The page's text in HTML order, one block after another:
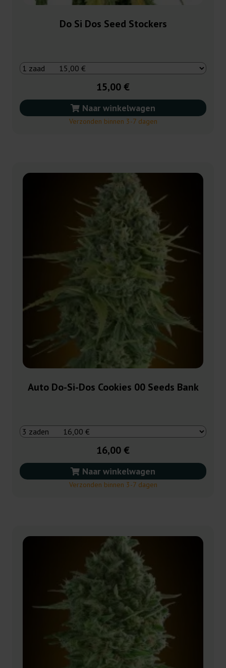
Do Si Dos Seed Stockers
15,00 €
Naar winkelwagen
Verzonden binnen 3-7 dagen
Auto Do-Si-Dos Cookies 00 Seeds Bank
16,00 €
Naar winkelwagen
Verzonden binnen 3-7 dagen